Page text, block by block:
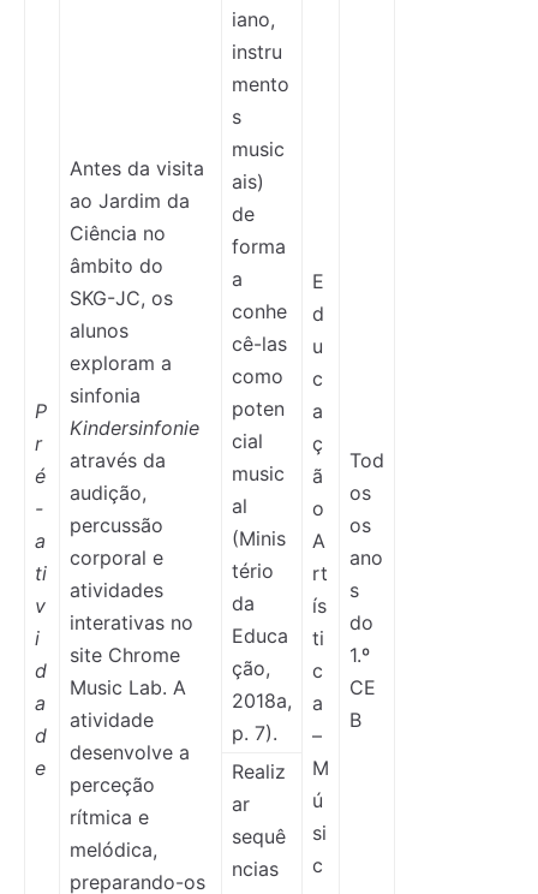
P
r
é
-
a
ti
v
i
d
a
d
e
Antes da visita
ao Jardim da
Ciência no
âmbito do
SKG-JC, os
alunos
exploram a
sinfonia
Kindersinfonie
através da
audição,
percussão
corporal e
atividades
interativas no
site Chrome
Music Lab. A
atividade
desenvolve a
perceção
rítmica e
melódica,
preparando-os
iano,
instru
mento
s
music
ais)
de
forma
a
conhe
cê-las
como
poten
cial
music
al
(Minis
tério
da
Educa
ção,
2018a,
p. 7).
E
d
u
c
a
ç
ã
o
A
rt
ís
ti
c
a
–
M
ú
si
c
Tod
os
os
ano
s
do
1.º
CE
B
Realiz
ar
sequê
ncias